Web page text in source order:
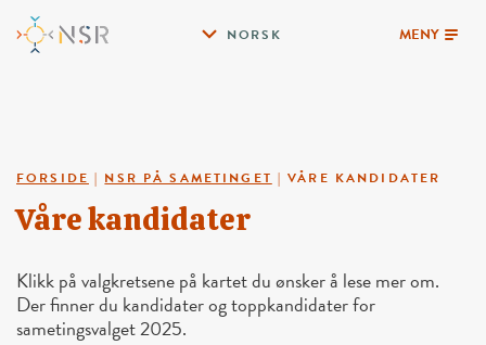
NORSK MENY
FORSIDE | NSR PÅ SAMETINGET |VÅRE KANDIDATER
Våre kandidater
Klikk på valgkretsene på kartet du ønsker å lese mer om.
Der finner du kandidater og toppkandidater for
sametingsvalget 2025.